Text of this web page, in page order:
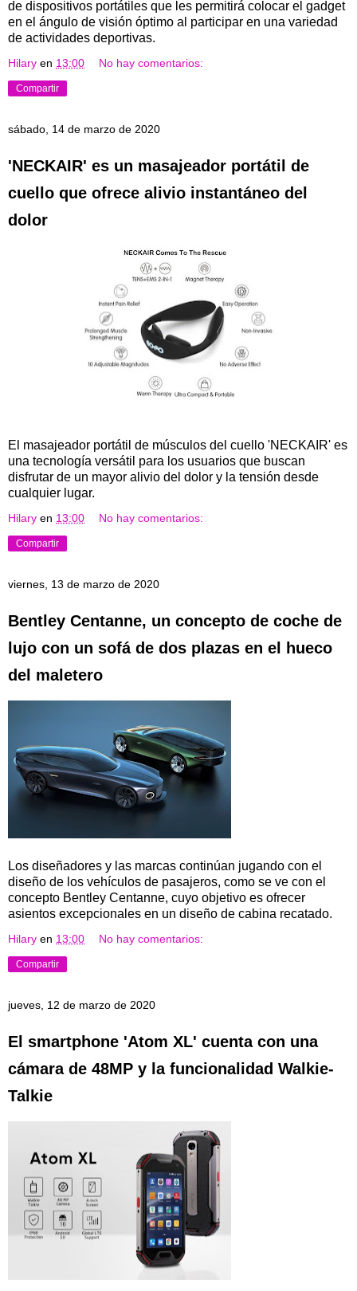
de dispositivos portátiles que les permitirá colocar el gadget
en el ángulo de visión óptimo al participar en una variedad
de actividades deportivas.
Hilary en 13:00 No hay comentarios:
Compartir
sábado, 14 de marzo de 2020
'NECKAIR' es un masajeador portátil de
cuello que ofrece alivio instantáneo del
dolor
El masajeador portátil de músculos del cuello 'NECKAIR' es
una tecnología versátil para los usuarios que buscan
disfrutar de un mayor alivio del dolor y la tensión desde
cualquier lugar.
Hilary en 13:00 No hay comentarios:
Compartir
viernes, 13 de marzo de 2020
Bentley Centanne, un concepto de coche de
lujo con un sofá de dos plazas en el hueco
del maletero
Los diseñadores y las marcas continúan jugando con el
diseño de los vehículos de pasajeros, como se ve con el
concepto Bentley Centanne, cuyo objetivo es ofrecer
asientos excepcionales en un diseño de cabina recatado.
Hilary en 13:00 No hay comentarios:
Compartir
jueves, 12 de marzo de 2020
El smartphone 'Atom XL' cuenta con una
cámara de 48MP y la funcionalidad Walkie-
Talkie